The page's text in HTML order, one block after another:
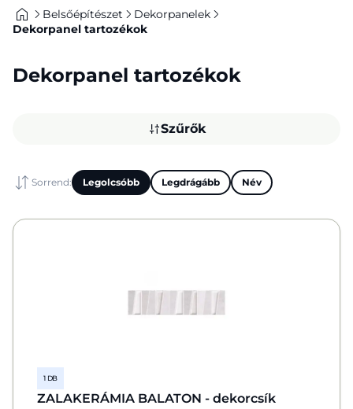
Belsőépítészet
Dekorpanelek
Dekorpanel tartozékok
Dekorpanel tartozékok
Szűrők
Sorrend: Legolcsóbb Legdrágább Név
1 DB
ZALAKERÁMIA BALATON - dekorcsík